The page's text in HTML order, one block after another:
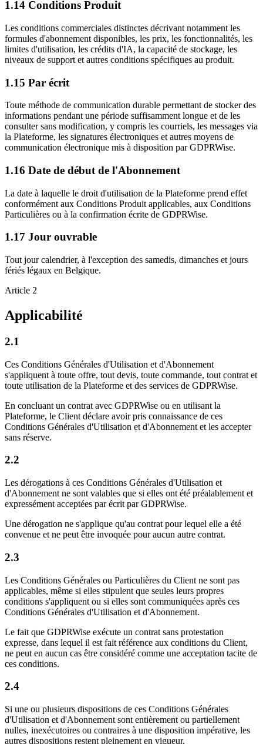
1.14 Conditions Produit
Les conditions commerciales distinctes décrivant notamment les
formules d'abonnement disponibles, les prix, les fonctionnalités, les
limites d'utilisation, les crédits d'IA, la capacité de stockage, les
niveaux de support et autres conditions spécifiques au produit.
1.15 Par écrit
Toute méthode de communication durable permettant de stocker des
informations pendant une période suffisamment longue et de les
consulter sans modification, y compris les courriels, les messages via
la Plateforme, les signatures électroniques et autres moyens de
communication électronique mis à disposition par GDPRWise.
1.16 Date de début de l'Abonnement
La date à laquelle le droit d'utilisation de la Plateforme prend effet
conformément aux Conditions Produit applicables, aux Conditions
Particulières ou à la confirmation écrite de GDPRWise.
1.17 Jour ouvrable
Tout jour calendrier, à l'exception des samedis, dimanches et jours
fériés légaux en Belgique.
Article 2
Applicabilité
2.1
Ces Conditions Générales d'Utilisation et d'Abonnement
s'appliquent à toute offre, tout devis, toute commande, tout contrat et
toute utilisation de la Plateforme et des services de GDPRWise.
En concluant un contrat avec GDPRWise ou en utilisant la
Plateforme, le Client déclare avoir pris connaissance de ces
Conditions Générales d'Utilisation et d'Abonnement et les accepter
sans réserve.
2.2
Les dérogations à ces Conditions Générales d'Utilisation et
d'Abonnement ne sont valables que si elles ont été préalablement et
expressément acceptées par écrit par GDPRWise.
Une dérogation ne s'applique qu'au contrat pour lequel elle a été
convenue et ne peut être invoquée pour aucun autre contrat.
2.3
Les Conditions Générales ou Particulières du Client ne sont pas
applicables, même si elles stipulent que seules leurs propres
conditions s'appliquent ou si elles sont communiquées après ces
Conditions Générales d'Utilisation et d'Abonnement.
Le fait que GDPRWise exécute un contrat sans protestation
expresse, dans lequel il est fait référence aux conditions du Client,
ne peut en aucun cas être considéré comme une acceptation tacite de
ces conditions.
2.4
Si une ou plusieurs dispositions de ces Conditions Générales
d'Utilisation et d'Abonnement sont entièrement ou partiellement
nulles, inexécutoires ou contraires à une disposition impérative, les
autres dispositions restent pleinement en vigueur.